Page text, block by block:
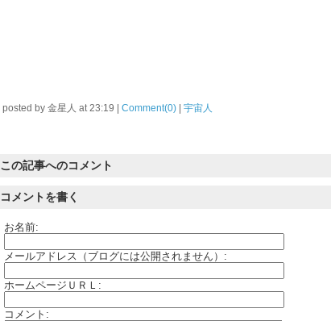
posted by 金星人 at 23:19 Comment(0) 宇宙人
この記事へのコメント
コメントを書く
お名前:
メールアドレス（ブログには公開されません）:
ホームページＵＲＬ:
コメント: